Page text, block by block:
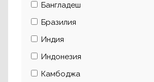
Бангладеш
Бразилия
Индия
Индонезия
Камбоджа